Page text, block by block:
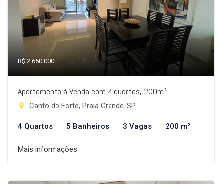
R$ 2.650.000
Apartamento à Venda com 4 quartos, 200m²
Canto do Forte, Praia Grande-SP
4 Quartos 5 Banheiros 3 Vagas 200 m²
Mais informações